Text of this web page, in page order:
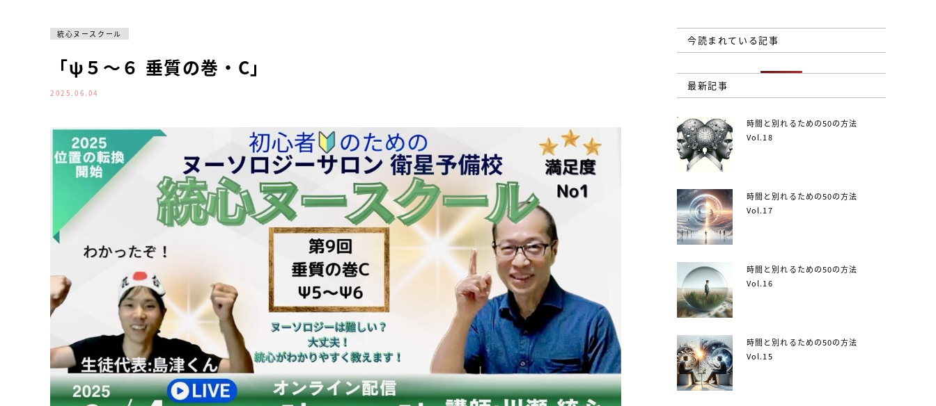
統心ヌースクール
「ψ５～６ 垂質の巻・C」
2025.06.04
今読まれている記事
最新記事
時間と別れるための50の方法
Vol.18
時間と別れるための50の方法
Vol.17
時間と別れるための50の方法
Vol.16
時間と別れるための50の方法
Vol.15